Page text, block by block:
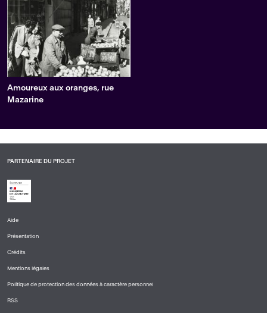
Amoureux aux oranges, rue
Mazarine
PARTENAIRE DU PROJET
DE
PAGE
1
Aide
Présentation
Crédits
Mentions légales
Politique de protection des données à caractère personnel
RSS